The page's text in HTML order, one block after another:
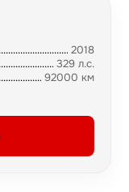
2018
329 л.с.
92000 км